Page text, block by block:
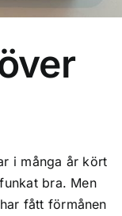
i många år kört
bra. Men
fått förmånen